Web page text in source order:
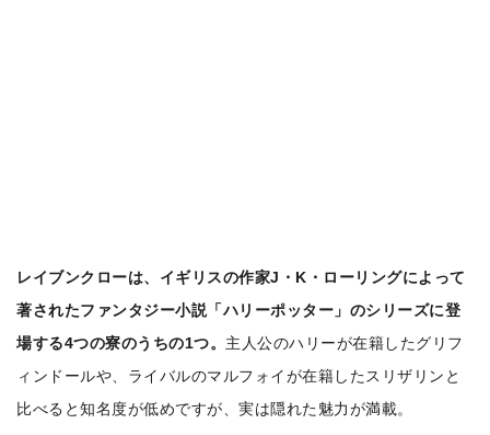
レイブンクローは、イギリスの作家J・K・ローリングによって
著されたファンタジー小説「ハリーポッター」のシリーズに登
場する4つの寮のうちの1つ。 主人公のハリーが在籍したグリフ
ィンドールや、ライバルのマルフォイが在籍したスリザリンと
比べると知名度が低めですが、実は隠れた魅力が満載。